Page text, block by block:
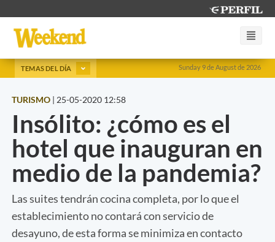
Sunday 9 de August de 2026
TEMAS DEL DÍA
TURISMO | 25-05-2020 12:58
Insólito: ¿cómo es el
hotel que inauguran en
medio de la pandemia?
Las suites tendrán cocina completa, por lo que el
establecimiento no contará con servicio de
desayuno, de esta forma se minimiza en contacto